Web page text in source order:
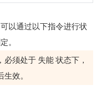
以通过以下指令进行状
。
须处于 失能 状态下，
效。